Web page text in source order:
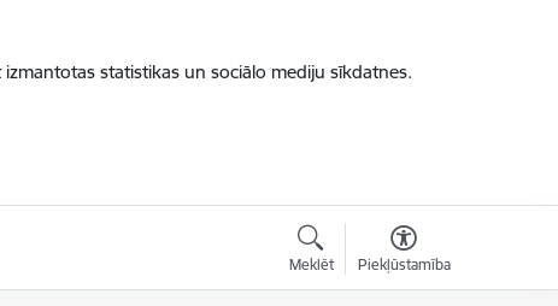
statistikas un sociālo mediju sīkdatnes.
Meklēt Piekļūstamība